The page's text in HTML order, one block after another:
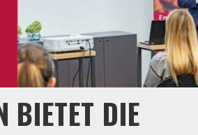
BIETET DIE